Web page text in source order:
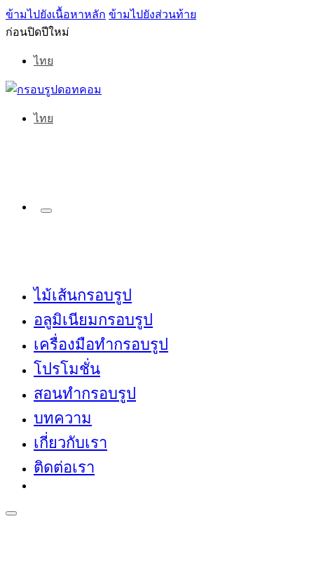
ข้ามไปยังเนื้อหาหลัก ข้ามไปยังส่วนท้าย
ก่อนปิดปีใหม่
ไทย
ไทย
ไม้เส้นกรอบรูป
อลูมิเนียมกรอบรูป
เครื่องมือทำกรอบรูป
โปรโมชั่น
สอนทำกรอบรูป
บทความ
เกี่ยวกับเรา
ติดต่อเรา